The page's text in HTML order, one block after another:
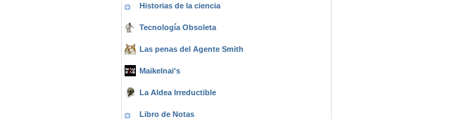
Historias de la ciencia
Tecnología Obsoleta
Las penas del Agente Smith
Maikelnai's
La Aldea Irreductible
Libro de Notas